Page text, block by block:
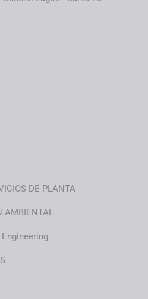
DE PLANTA
AMBIENTAL